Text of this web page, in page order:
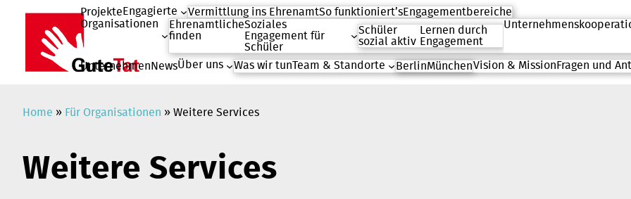
springen
Projekte Engagierte Vermittlung ins EhrenamtSo funktioniert’sEngagementbereiche
Organisationen
Ehrenamtliche
finden
Soziales
Engagement für
Schüler
Schüler
sozial aktiv
Lernen durch
Engagement
UnternehmenNewsÜber uns Was wir tunTeam & Standorte BerlinMünchenVision & Mission Fragen und
Home » Für Organisationen » Weitere Services
Weitere Services